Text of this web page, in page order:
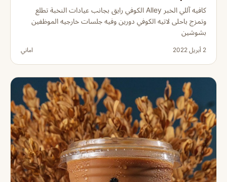
كافيه آللي الخبر Alley الكوفي رايق بجانب عيادات النخبة تطلع
وتمزج باحلى لاتيه الكوفي دورين وفيه جلسات خارجيه الموظفين
بشوشين
2 أبريل 2022 اماني